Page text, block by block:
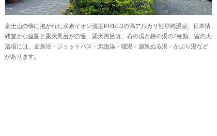
富士山の懐に抱かれた水素イオン濃度PH10.3の高アルカリ性単純温泉。日本情
緒豊かな庭園と露天風呂が自慢。露天風呂は、石の湯と檜の湯の2種類。室内大
浴場には、全身浴・ジェットバス・気泡湯・寝湯・源泉ぬる湯・かぶり湯など
があります。